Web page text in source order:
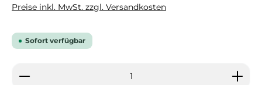
Preise inkl. MwSt. zzgl. Versandkosten
Sofort verfügbar
Produkt Anzahl: Gib den gewünschten Wert